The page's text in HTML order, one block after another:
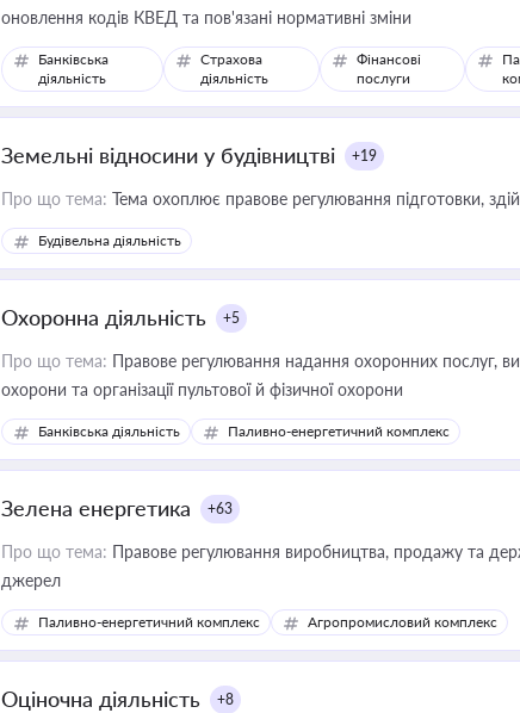
оновлення кодів КВЕД та пов'язані нормативні зміни
Банківська
діяльність
Страхова
діяльність
Фінансові
послуги
Земельні відносини у будівництві +19
Про що тема: Тема охоплює правове регулювання підготовки,
Будівельна діяльність
Охоронна діяльність +5
Про що тема: Правове регулювання надання охоронних послуг,
охорони та організації пультової й фізичної охорони
Банківська діяльність Паливно-енергетичний комплекс
Зелена енергетика +63
Про що тема: Правове регулювання виробництва, продажу та
джерел
Паливно-енергетичний комплекс Агропромисловий комплекс
Оціночна діяльність +8